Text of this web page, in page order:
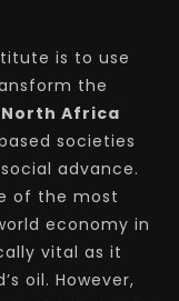
is to use
the
North Africa
societies
advance.
of the most
economy in
vital as it
oil. However,